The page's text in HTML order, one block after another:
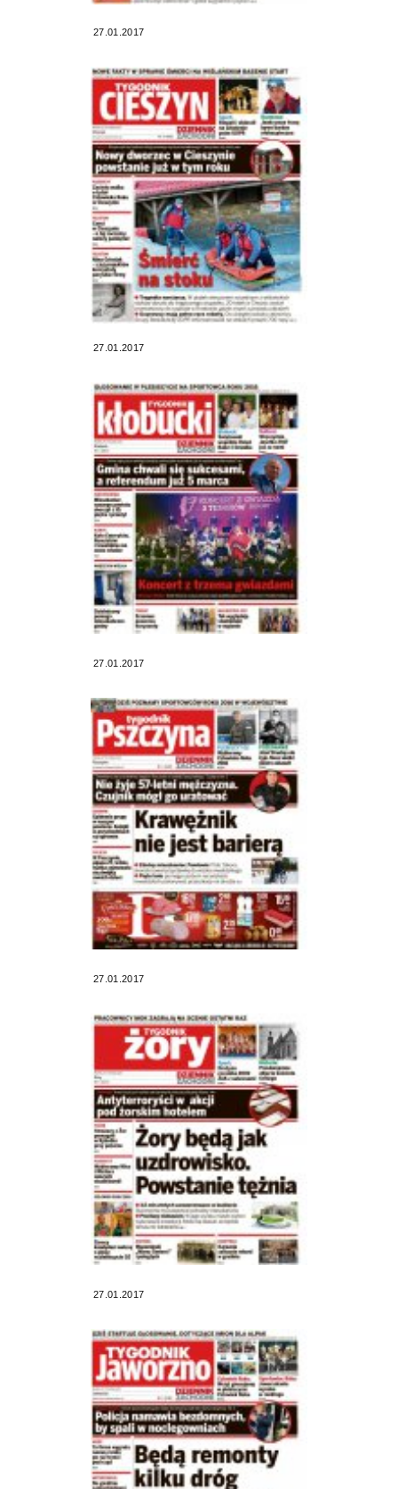
27.01.2017
27.01.2017
27.01.2017
27.01.2017
27.01.2017